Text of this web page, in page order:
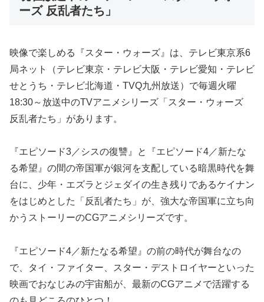
ーズ 反乱者たち」
映像で楽しめる『スター・ウォーズ』は、テレビ東京系6
局ネット（テレビ東京・テレビ大阪・テレビ愛知・テレビ
せとうち・テレビ北海道・TVQ九州放送）で毎週火曜
18:30～放送中のTVアニメシリーズ「スター・ウォーズ
反乱者たち」があります。
『エピソード3／シスの復讐』と『エピソード4／新たな
る希望』の間の帝国軍が銀河を支配している暗黒時代を舞
台に、少年・エズラとジェダイの生き残りであるケイナン
をはじめとした「反乱者たち」が、強大な帝国軍に立ち向
かうストーリーのCGアニメシリーズです。
『エピソード4／新たなる希望』の前の時代が舞台なの
で、タイ・ファイター、スター・デストロイヤーといった
映画でおなじみの宇宙船が、最新のCGアニメで活躍する